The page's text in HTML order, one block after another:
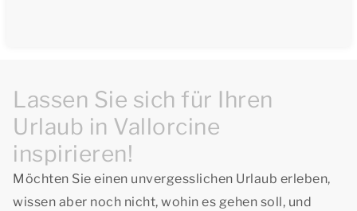
Lassen Sie sich für Ihren
Urlaub in Vallorcine
inspirieren!
Möchten Sie einen unvergesslichen Urlaub erleben,
wissen aber noch nicht, wohin es gehen soll, und